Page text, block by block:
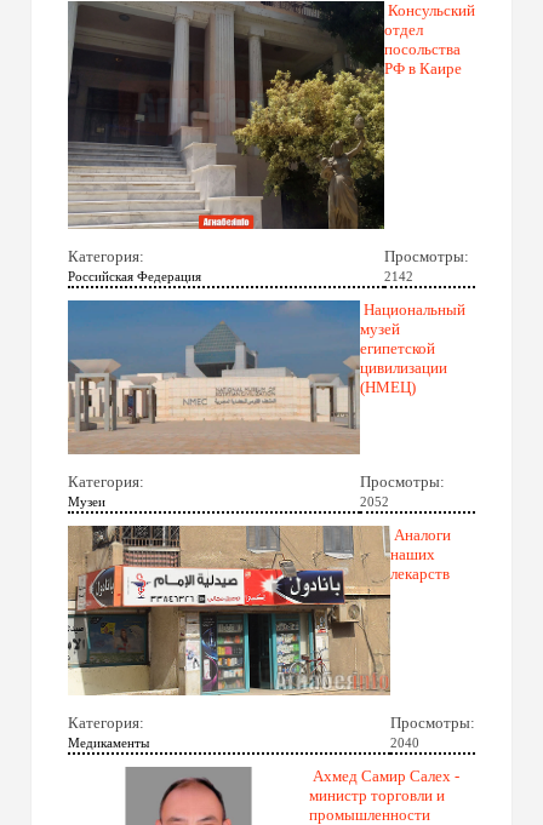
Консульский
отдел
посольства
РФ в Каире
Категория:
Российская Федерация
Просмотры:
2142
Национальный
музей
египетской
цивилизации
(НМЕЦ)
Категория:
Музеи
Просмотры:
2052
Аналоги
наших
лекарств
Категория:
Медикаменты
Просмотры:
2040
Ахмед Самир Салех -
министр торговли и
промышленности